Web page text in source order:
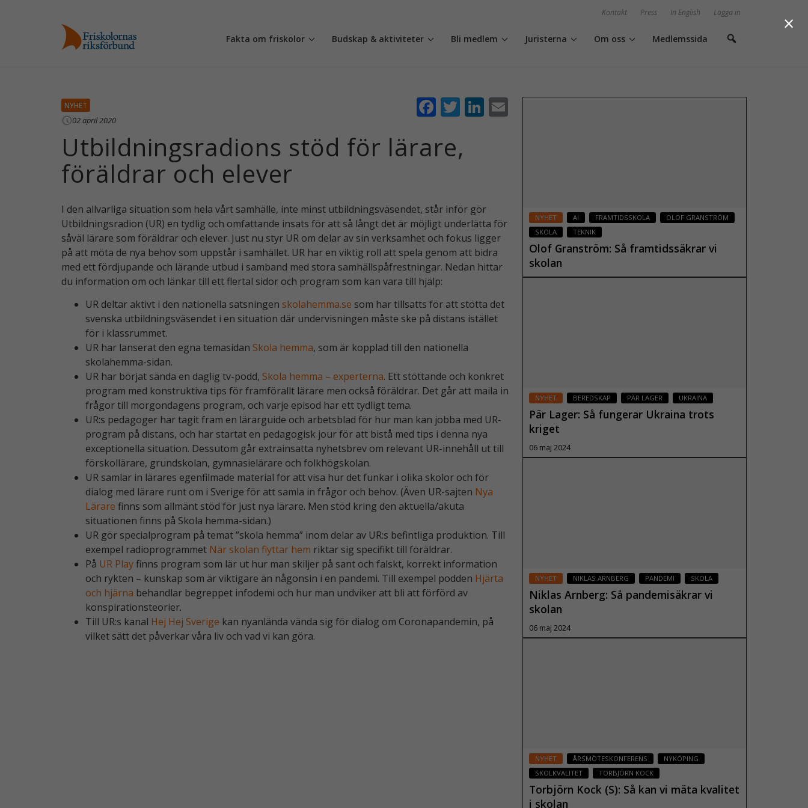
Kontakt Press In English Logga in
Fakta om friskolor Budskap & aktiviteter Bli medlem Juristerna Om oss Medlemssida
NYHET
02 april 2020
F
e
b
o
k
T
er
Li
n
E
Utbildningsradions stöd för lärare,
föräldrar och elever
I den allvarliga situation som hela vårt samhälle, inte minst utbildningsväsendet, står inför gör
Utbildningsradion (UR) en tydlig och omfattande insats för att så långt det är möjligt underlätta för
såväl lärare som föräldrar och elever. Just nu styr UR om delar av sin verksamhet och fokus ligger
på att möta de nya behov som uppstår i samhället. UR har en viktig roll att spela genom att bidra
med ett fördjupande och lärande utbud i samband med stora samhällspåfrestningar. Nedan hittar
du information om och länkar till ett flertal sidor och program som kan vara till hjälp:
UR deltar aktivt i den nationella satsningen skolahemma.se som har tillsatts för att stötta det
svenska utbildningsväsendet i en situation där undervisningen måste ske på distans istället
för i klassrummet.
UR har lanserat den egna temasidan Skola hemma, som är kopplad till den nationella
skolahemma-sidan.
UR har börjat sända en daglig tv-podd, Skola hemma – experterna. Ett stöttande och konkret
program med konstruktiva tips för framförallt lärare men också föräldrar. Det går att maila in
frågor till morgondagens program, och varje episod har ett tydligt tema.
UR:s pedagoger har tagit fram en lärarguide och arbetsblad för hur man kan jobba med UR-
program på distans, och har startat en pedagogisk jour för att bistå med tips i denna nya
exceptionella situation. Dessutom går extrainsatta nyhetsbrev om relevant UR-innehåll ut till
förskollärare, grundskolan, gymnasielärare och folkhögskolan.
UR samlar in lärares egenfilmade material för att visa hur det funkar i olika skolor och för
dialog med lärare runt om i Sverige för att samla in frågor och behov. (Även UR-sajten Nya
Lärare finns som allmänt stöd för just nya lärare. Men stöd kring den aktuella/akuta
situationen finns på Skola hemma-sidan.)
UR gör specialprogram på temat ”skola hemma” inom delar av UR:s befintliga produktion. Till
exempel radioprogrammet När skolan flyttar hem riktar sig specifikt till föräldrar.
På UR Playfinns program som lär ut hur man skiljer på sant och falskt, korrekt information
och rykten – kunskap som är viktigare än någonsin i en pandemi. Till exempel podden Hjärta
och hjärna behandlar begreppet infodemi och hur man undviker att bli att förförd av
konspirationsteorier.
Till UR:s kanal Hej Hej Sverige kan nyanlända vända sig för dialog om Coronapandemin, på
vilket sätt det påverkar våra liv och vad vi kan göra.
NYHET AI FRAMTIDSSKOLA
OLOF GRANSTRÖM
SKOLA
TEKNIK
Olof Granström: Så framtidssäkrar vi
skolan
NYHET BEREDSKAP PÄR LAGER UKRAINA
Pär Lager: Så fungerar Ukraina trots
kriget
06 maj 2024
NYHET NIKLAS ARNBERG PANDEMI SKOLA
Niklas Arnberg: Så pandemisäkrar vi
skolan
06 maj 2024
NYHET ÅRSMÖTESKONFERENS
NYKÖPING
SKOLKVALITET
TORBJÖRN KOCK
Torbjörn Kock (S): Så kan vi mäta kvalitet
i skolan
×